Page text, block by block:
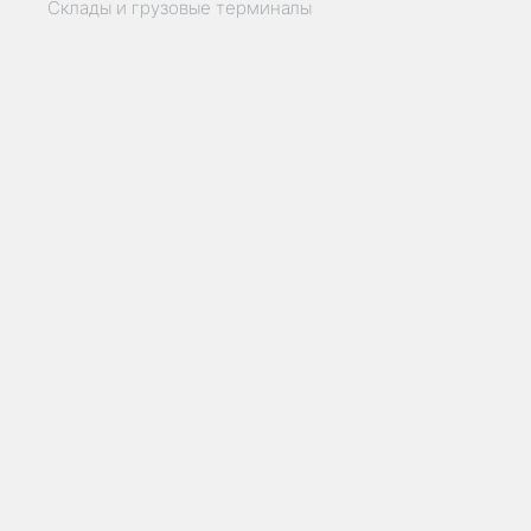
Склады и грузовые терминалы